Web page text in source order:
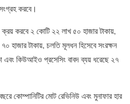
করবে।
করবে ২ কোটি ২২ লাখ ৫০ হাজার টাকায়,
হাজার টাকায়, চলতি মূলধন হিসেবে সংরক্ষন
এবং কিউআইও প্রসেসিং বাবদ ব্যয় ধরেছে ২৭
কোম্পানিটির মোট রেভিনিউ এবং মুনাফার হার